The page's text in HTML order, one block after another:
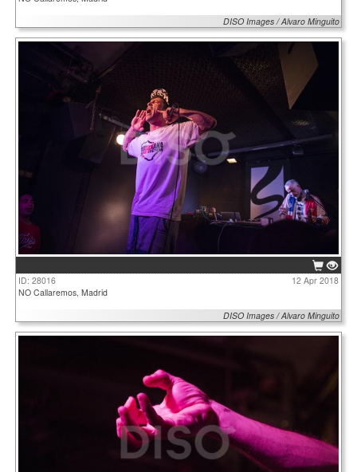
DISO Images / Alvaro Minguito
ID: 28016
12 Apr 2018
NO Callaremos, Madrid
DISO Images / Alvaro Minguito